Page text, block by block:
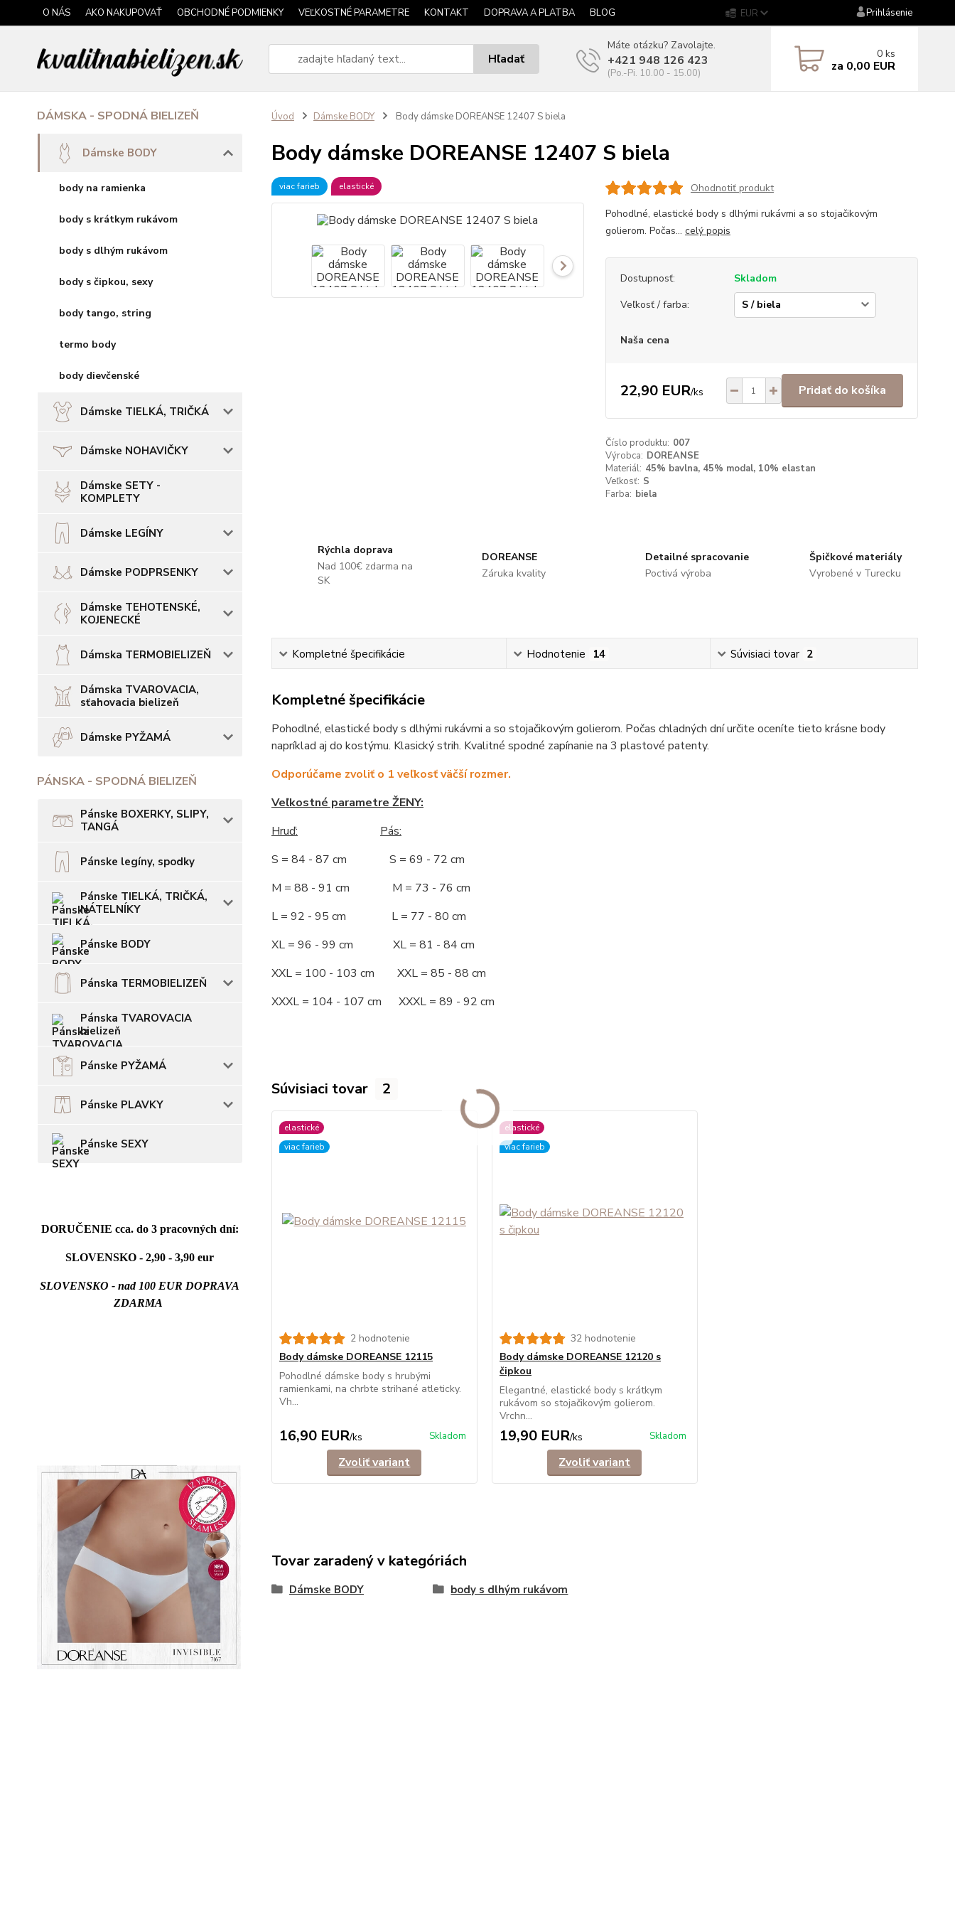
O NÁS AKO NAKUPOVAŤ OBCHODNÉ PODMIENKY VEĽKOSTNÉ PARAMETRE KONTAKT DOPRAVA A PLATBA BLOG EUR Prihlásenie
Hľadať
Máte otázku? Zavolajte.
+421 948 126 423
(Po.-Pi. 10.00 - 15.00)
0 ks
za 0,00 EUR
DÁMSKA - SPODNÁ BIELIZEŇ
Dámske BODY
body na ramienka
body s krátkym rukávom
body s dlhým rukávom
body s čipkou, sexy
body tango, string
termo body
body dievčenské
Dámske TIELKÁ, TRIČKÁ
Dámske NOHAVIČKY
Dámske SETY -
KOMPLETY
Dámske LEGÍNY
Dámske PODPRSENKY
Dámske TEHOTENSKÉ,
KOJENECKÉ
Dámska TERMOBIELIZEŇ
Dámska TVAROVACIA,
sťahovacia bielizeň
Dámske PYŽAMÁ
PÁNSKA - SPODNÁ BIELIZEŇ
Pánske BOXERKY, SLIPY,
TANGÁ
Pánske legíny, spodky
Pánske TIELKÁ, TRIČKÁ,
NÁTELNÍKY
Pánske BODY
Pánska TERMOBIELIZEŇ
Pánska TVAROVACIA
bielizeň
Pánske PYŽAMÁ
Pánske PLAVKY
Pánske SEXY
DORUČENIE cca. do 3 pracovných dní:
SLOVENSKO - 2,90 - 3,90 eur
SLOVENSKO - nad 100 EUR DOPRAVA
ZDARMA
Úvod Dámske BODY Body dámske DOREANSE 12407 S biela
Body dámske DOREANSE 12407 S biela
viac farieb elastické
Ohodnotiť produkt
Pohodlné, elastické body s dlhými rukávmi a so stojačikovým
golierom. Počas... celý popis
Dostupnosť:
Skladom
Veľkosť / farba:
Naša cena
22,90 EUR/ks Pridať do košíka
Číslo produktu: 007
Výrobca: DOREANSE
Materiál: 45% bavlna, 45% modal, 10% elastan
Veľkosť: S
Farba: biela
Rýchla doprava
Nad 100€ zdarma na
SK
DOREANSE
Záruka kvality
Detailné spracovanie
Poctivá výroba
Špičkové materiály
Vyrobené v Turecku
Kompletné špecifikácie Hodnotenie 14 Súvisiaci tovar 2
Kompletné špecifikácie
Pohodlné, elastické body s dlhými rukávmi a so stojačikovým golierom. Počas chladných dní určite oceníte tieto krásne body
napríklad aj do kostýmu. Klasický strih. Kvalitné spodné zapínanie na 3 plastové patenty.
Odporúčame zvoliť o 1 veľkosť väčší rozmer.
Veľkostné parametre ŽENY:
Hruď:
Pás:
S = 84 - 87 cm S = 69 - 72 cm
M = 88 - 91 cm M = 73 - 76 cm
L = 92 - 95 cm L = 77 - 80 cm
XL = 96 - 99 cm XL = 81 - 84 cm
XXL = 100 - 103 cm XXL = 85 - 88 cm
XXXL = 104 - 107 cm XXXL = 89 - 92 cm
Súvisiaci tovar 2
elastické
viac farieb
2 hodnotenie
Body dámske DOREANSE 12115
Pohodlné dámske body s hrubými
ramienkami, na chrbte strihané atleticky.
Vh...
16,90 EUR/ks Skladom
Zvoliť variant
elastické
viac farieb
32 hodnotenie
Body dámske DOREANSE 12120 s
čipkou
Elegantné, elastické body s krátkym
rukávom so stojačikovým golierom.
Vrchn...
19,90 EUR/ks Skladom
Zvoliť variant
Tovar zaradený v kategóriách
Dámske BODY body s dlhým rukávom